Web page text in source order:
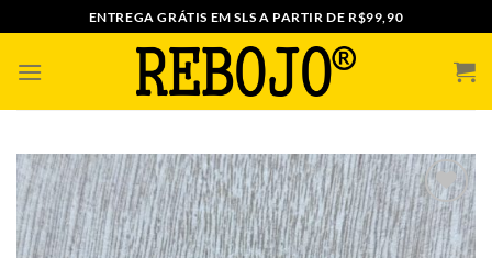
to
content
ENTREGA GRÁTIS EM SLS A PARTIR DE R$99,90
ADICIONAR